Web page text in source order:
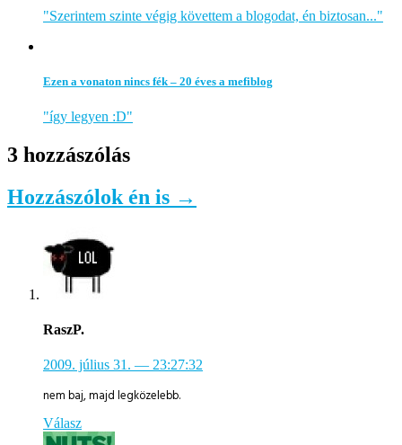
"Szerintem szinte végig követtem a blogodat, én biztosan..."
Ezen a vonaton nincs fék – 20 éves a mefiblog
"így legyen :D"
3 hozzászólás
Hozzászólok én is →
RaszP.
2009. július 31. — 23:27:32
nem baj, majd legközelebb.
Válasz